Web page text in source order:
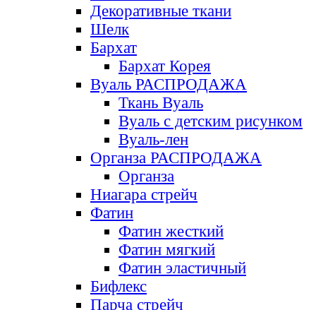
Декоративные ткани
Шелк
Бархат
Бархат Корея
Вуаль РАСПРОДАЖА
Ткань Вуаль
Вуаль с детским рисунком
Вуаль-лен
Органза РАСПРОДАЖА
Органза
Ниагара стрейч
Фатин
Фатин жесткий
Фатин мягкий
Фатин элаcтичный
Бифлекс
Парча стрейч